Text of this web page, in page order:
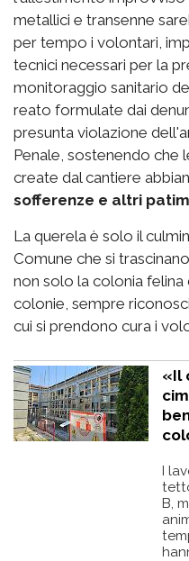
metallici e transenne
per tempo i volontari,
tecnici necessari per la
monitoraggio sanitario
reato formulate dai
presunta violazione
Penale, sostenendo che
create dal cantiere
sofferenze e altri
La querela è solo il
Comune che si
non solo la colonia
colonie, sempre
cui si prendono cura i
«Il
I
B,